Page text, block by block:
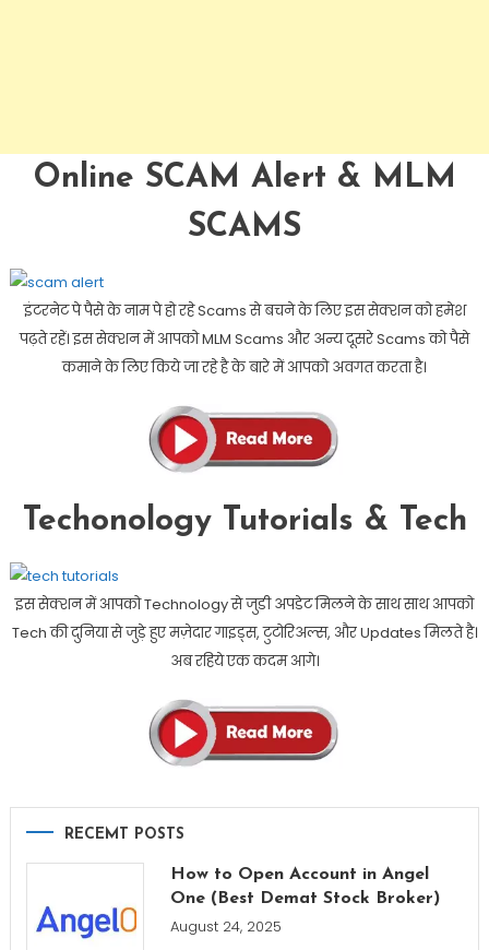
Online SCAM Alert & MLM
SCAMS
इंटरनेट पे पैसे के नाम पे हो रहे Scams से बचने के लिए इस सेक्शन को हमेश
पढ़ते रहें। इस सेक्शन में आपको MLM Scams और अन्य दूसरे Scams को पैसे
कमाने के लिए किये जा रहे है के बारे में आपको अवगत करता है।
Techonology Tutorials & Tech
इस सेक्शन में आपको Technology से जुडी अपडेट मिलने के साथ साथ आपको
Tech की दुनिया से जुड़े हुए मज़ेदार गाइड्स, टुटोरिअल्स, और Updates मिलते है।
अब रहिये एक कदम आगे।
RECEMT POSTS
How to Open Account in Angel
One (Best Demat Stock Broker)
August 24, 2025